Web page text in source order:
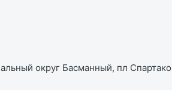
округ Басманный, пл